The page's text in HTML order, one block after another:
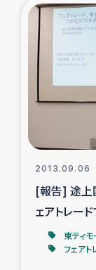
レバ
レバ
レバノン
2013.09.06
[報告] 途上
ェアトレー
東ティモ
フェア